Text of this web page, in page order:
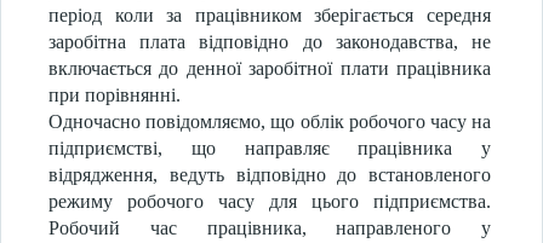
період коли за працівником зберігається середня
заробітна плата відповідно до законодавства, не
включається до денної заробітної плати працівника
при порівнянні.
Одночасно повідомляємо, що облік робочого часу на
підприємстві, що направляє працівника у
відрядження, ведуть відповідно до встановленого
режиму робочого часу для цього підприємства.
Робочий час працівника, направленого у